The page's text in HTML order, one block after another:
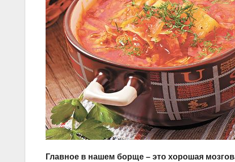
Главное в нашем борще – это хорошая